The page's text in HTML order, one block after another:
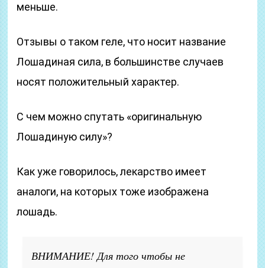
меньше.
Отзывы о таком геле, что носит название
Лошадиная сила, в большинстве случаев
носят положительный характер.
С чем можно спутать «оригинальную
Лошадиную силу»?
Как уже говорилось, лекарство имеет
аналоги, на которых тоже изображена
лошадь.
ВНИМАНИЕ! Для того чтобы не